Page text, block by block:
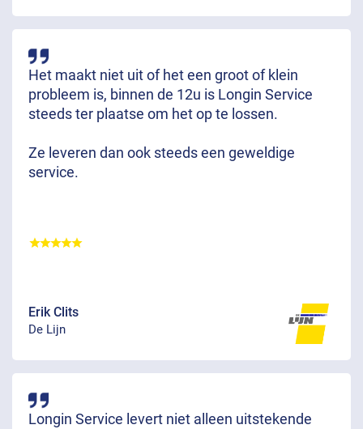
Het maakt niet uit of het een groot of klein
probleem is, binnen de 12u is Longin Service
steeds ter plaatse om het op te lossen.
Ze leveren dan ook steeds een geweldige
service.
Erik Clits
De Lijn
Longin Service levert niet alleen uitstekende